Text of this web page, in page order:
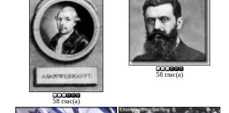
58 глас(а)
58 глас(а)